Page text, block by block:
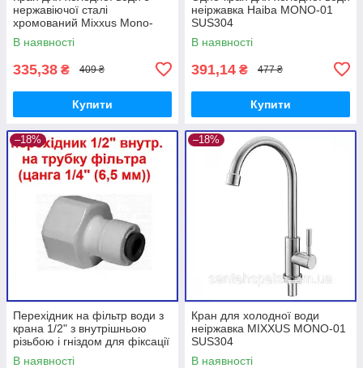
нержавіючої сталі
хромований Mixxus Mono-
01.SUS Chrome (MI6221)
В наявності
335,38 ₴ 409 ₴
Купити
неіржавка Haiba MONO-01
SUS304
В наявності
391,14 ₴ 477 ₴
Купити
–18%
Перехідник на фільтр води з
крана 1/2" з внутрішньою
різьбою і гніздом для фіксації
трубки фільтра
В наявності
–18%
Кран для холодної води
неіржавка MIXXUS MONO-01
SUS304
В наявності